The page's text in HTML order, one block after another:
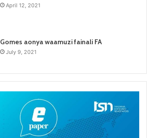
April 12, 2021
Gomes aonya waamuzi fainali FA
July 9, 2021